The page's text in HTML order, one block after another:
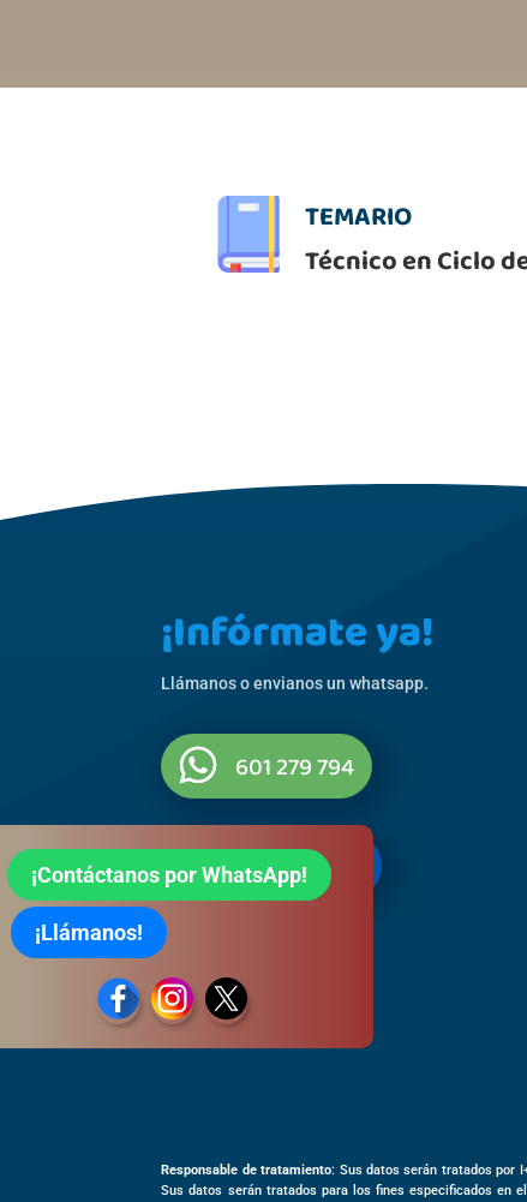
TEMARIO
Técnico en Ciclo
¡Infórmate ya!
Llámanos o envianos un whatsapp.
601 279 794
 822 065 705
Responsable de tratamiento: Sus datos serán tratados por
Sus datos serán tratados para los fines especificados en
¡Contáctanos por WhatsApp!
¡Llámanos!